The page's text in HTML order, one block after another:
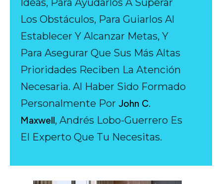
Ideas, Para Ayudarlos A Superar
Los Obstáculos, Para Guiarlos Al
Establecer Y Alcanzar Metas, Y
Para Asegurar Que Sus Más Altas
Prioridades Reciben La Atención
Necesaria. Al Haber Sido Formado
Personalmente Por John C.
Maxwell, Andrés Lobo-Guerrero Es
El Experto Que Tu Necesitas.